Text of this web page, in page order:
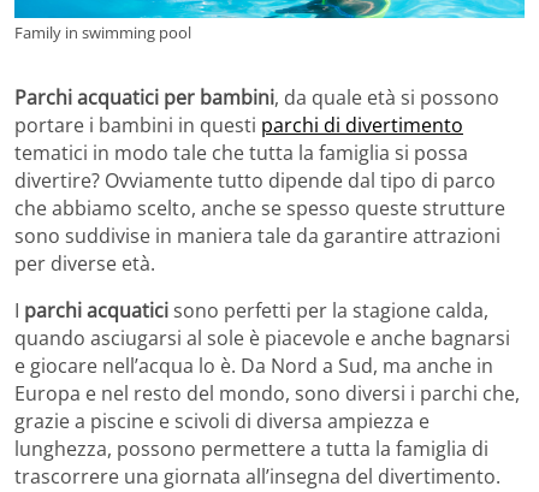
Family in swimming pool
Parchi acquatici per bambini, da quale età si possono
portare i bambini in questi parchi di divertimento
tematici in modo tale che tutta la famiglia si possa
divertire? Ovviamente tutto dipende dal tipo di parco
che abbiamo scelto, anche se spesso queste strutture
sono suddivise in maniera tale da garantire attrazioni
per diverse età.
I parchi acquaticisono perfetti per la stagione calda,
quando asciugarsi al sole è piacevole e anche bagnarsi
e giocare nell’acqua lo è. Da Nord a Sud, ma anche in
Europa e nel resto del mondo, sono diversi i parchi che,
grazie a piscine e scivoli di diversa ampiezza e
lunghezza, possono permettere a tutta la famiglia di
trascorrere una giornata all’insegna del divertimento.